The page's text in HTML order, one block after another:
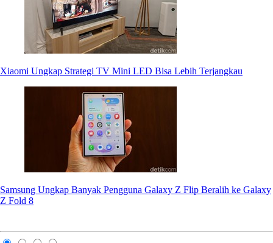
Xiaomi Ungkap Strategi TV Mini LED Bisa Lebih Terjangkau
Samsung Ungkap Banyak Pengguna Galaxy Z Flip Beralih ke Galaxy
Z Fold 8